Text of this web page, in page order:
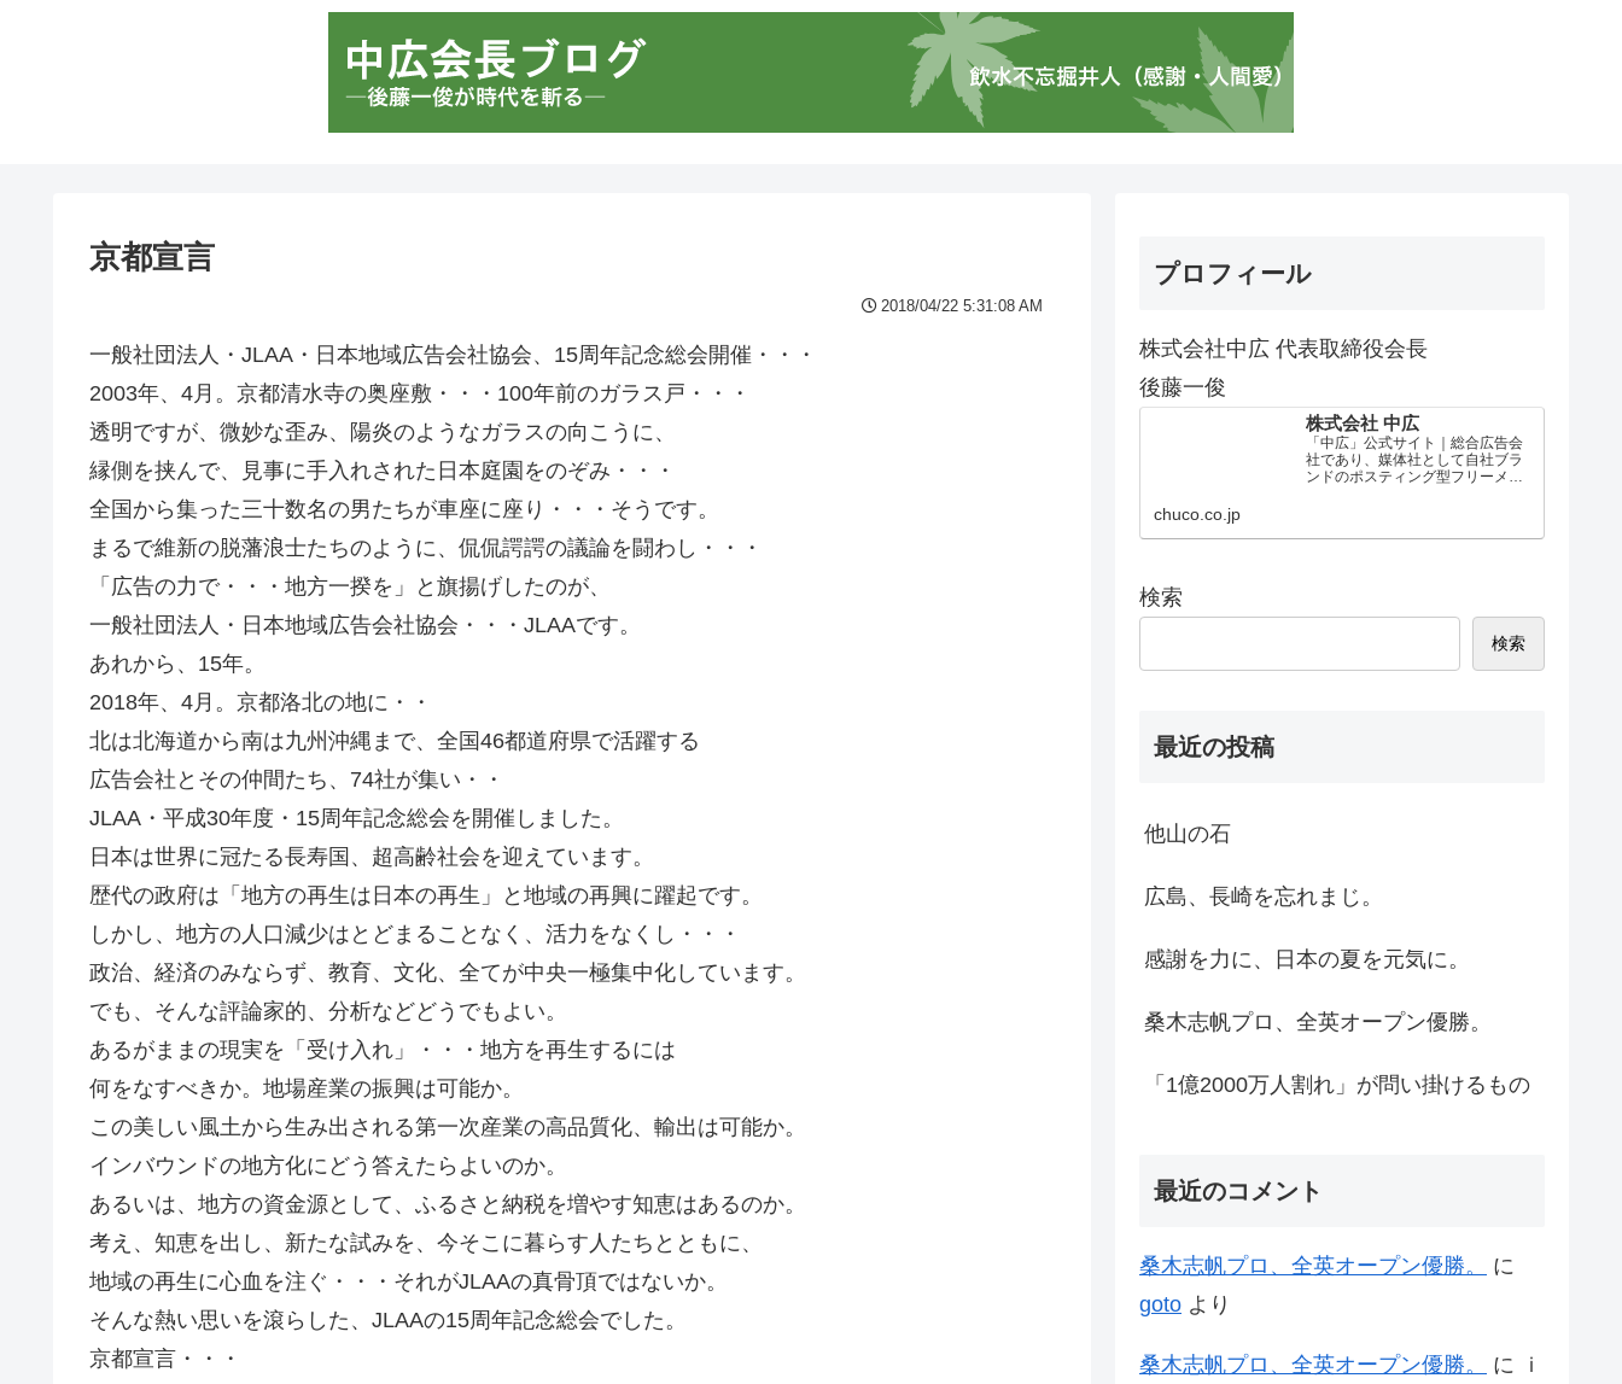
京都宣言
2018/04/22 5:31:08 AM
一般社団法人・JLAA・日本地域広告会社協会、15周年記念総会開催・・・
2003年、4月。京都清水寺の奥座敷・・・100年前のガラス戸・・・
透明ですが、微妙な歪み、陽炎のようなガラスの向こうに、
縁側を挟んで、見事に手入れされた日本庭園をのぞみ・・・
全国から集った三十数名の男たちが車座に座り・・・そうです。
まるで維新の脱藩浪士たちのように、侃侃諤諤の議論を闘わし・・・
「広告の力で・・・地方一揆を」と旗揚げしたのが、
一般社団法人・日本地域広告会社協会・・・JLAAです。
あれから、15年。
2018年、4月。京都洛北の地に・・
北は北海道から南は九州沖縄まで、全国46都道府県で活躍する
広告会社とその仲間たち、74社が集い・・
JLAA・平成30年度・15周年記念総会を開催しました。
日本は世界に冠たる長寿国、超高齢社会を迎えています。
歴代の政府は「地方の再生は日本の再生」と地域の再興に躍起です。
しかし、地方の人口減少はとどまることなく、活力をなくし・・・
政治、経済のみならず、教育、文化、全てが中央一極集中化しています。
でも、そんな評論家的、分析などどうでもよい。
あるがままの現実を「受け入れ」・・・地方を再生するには
何をなすべきか。地場産業の振興は可能か。
この美しい風土から生み出される第一次産業の高品質化、輸出は可能か。
インバウンドの地方化にどう答えたらよいのか。
あるいは、地方の資金源として、ふるさと納税を増やす知恵はあるのか。
考え、知恵を出し、新たな試みを、今そこに暮らす人たちとともに、
地域の再生に心血を注ぐ・・・それがJLAAの真骨頂ではないか。
そんな熱い思いを滾らした、JLAAの15周年記念総会でした。
京都宣言・・・
プロフィール
株式会社中広 代表取締役会長
後藤一俊
株式会社 中広
「中広」公式サイト｜総合広告会
社であり、媒体社として自社ブラ
ンドのポスティング型フリーメデ
chuco.co.jp
検索
検索
最近の投稿
他山の石
広島、長崎を忘れまじ。
感謝を力に、日本の夏を元気に。
桑木志帆プロ、全英オープン優勝。
「1億2000万人割れ」が問い掛けるもの
最近のコメント
桑木志帆プロ、全英オープン優勝。
に
goto より
桑木志帆プロ、全英オープン優勝。 に
ｉ